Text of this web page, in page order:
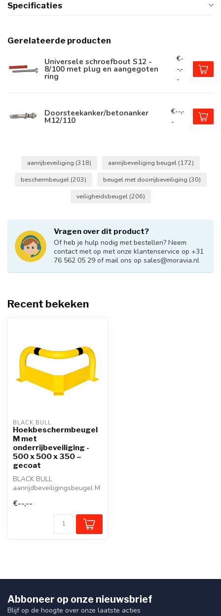
Specificaties
Gerelateerde producten
Universele schroefbout S12 -
8/100 met plug en aangegoten
ring
€-
-,-
-
Doorsteekanker/betonanker
M12/110
€--,-
-
aanrijbeveiliging (318) aanrijbeveiliging beugel (172)
beschermbeugel (203) beugel met doorrijbeveiliging (30)
veiligheidsbeugel (206)
Vragen over dit product?
Of heb je hulp nodig met bestellen? Neem
contact met op met onze klantenservice op +31
76 562 05 29 of mail ons op sales@moravia.nl
Recent bekeken
BLACK BULL
Hoekbeschermbeugel
M met
onderrijbeveiliging -
500 x 500 x 350 –
gecoat
BLACK BULL
aanrijdbeveiligingsbeugel M
Beschermt instal...
€--,--
Abboneer op onze nieuwsbrief
Blijf op de hoogte over onze laatste acties